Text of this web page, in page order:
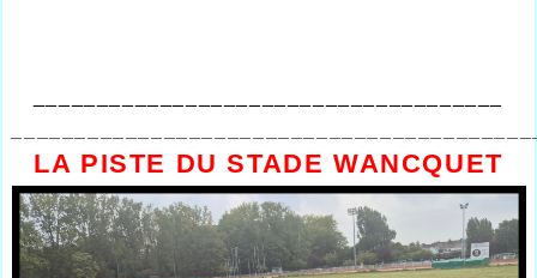
LA PISTE DU STADE WANCQUET